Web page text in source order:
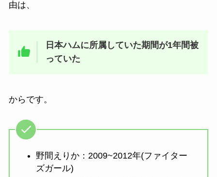
由は、
日本ハムに所属していた期間が1年間被
っていた
からです。
野間えりか：2009~2012年(ファイター
ズガール)